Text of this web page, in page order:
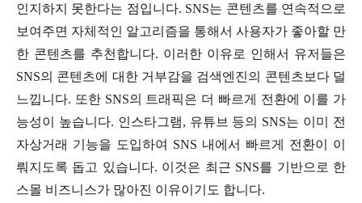
인지하지 못한다는 점입니다. SNS는 콘텐츠를 연속적으로
보여주면 자체적인 알고리즘을 통해서 사용자가 좋아할 만
한 콘텐츠를 추천합니다. 이러한 이유로 인해서 유저들은
SNS의 콘텐츠에 대한 거부감을 검색엔진의 콘텐츠보다 덜
느낍니다. 또한 SNS의 트래픽은 더 빠르게 전환에 이를 가
능성이 높습니다. 인스타그램, 유튜브 등의 SNS는 이미 전
자상거래 기능을 도입하여 SNS 내에서 빠르게 전환이 이
뤄지도록 돕고 있습니다. 이것은 최근 SNS를 기반으로 한
스몰 비즈니스가 많아진 이유이기도 합니다.